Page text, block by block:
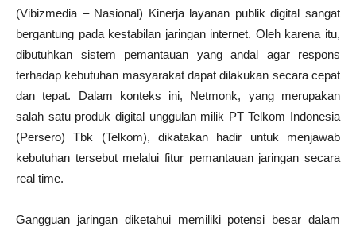
(Vibizmedia – Nasional) Kinerja layanan publik digital sangat
bergantung pada kestabilan jaringan internet. Oleh karena itu,
dibutuhkan sistem pemantauan yang andal agar respons
terhadap kebutuhan masyarakat dapat dilakukan secara cepat
dan tepat. Dalam konteks ini, Netmonk, yang merupakan
salah satu produk digital unggulan milik PT Telkom Indonesia
(Persero) Tbk (Telkom), dikatakan hadir untuk menjawab
kebutuhan tersebut melalui fitur pemantauan jaringan secara
real time.
Gangguan jaringan diketahui memiliki potensi besar dalam